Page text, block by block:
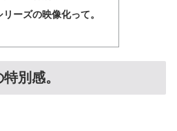
ーズの映像化って。
別感。